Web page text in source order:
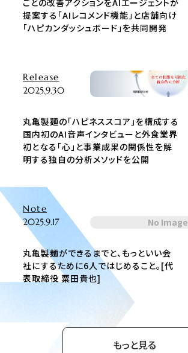
提案する「AIレコメンド機能」と店舗向け
「ハピカンダッシュボード」を共同開発
Release
2025.9.30
丸亀製麺の「ハピネススコア」を構成する
国内初のAI音声インタビューと外食業界
初となる「心」と事業成果の関係性を解
明する独自の分析メソッドを公開
Note
2025.9.17
No Image
丸亀製麺ができるまでと、もっといい会
社にするために6人ではじめること。[代
表取締役 粟田貴也]
もっと見る